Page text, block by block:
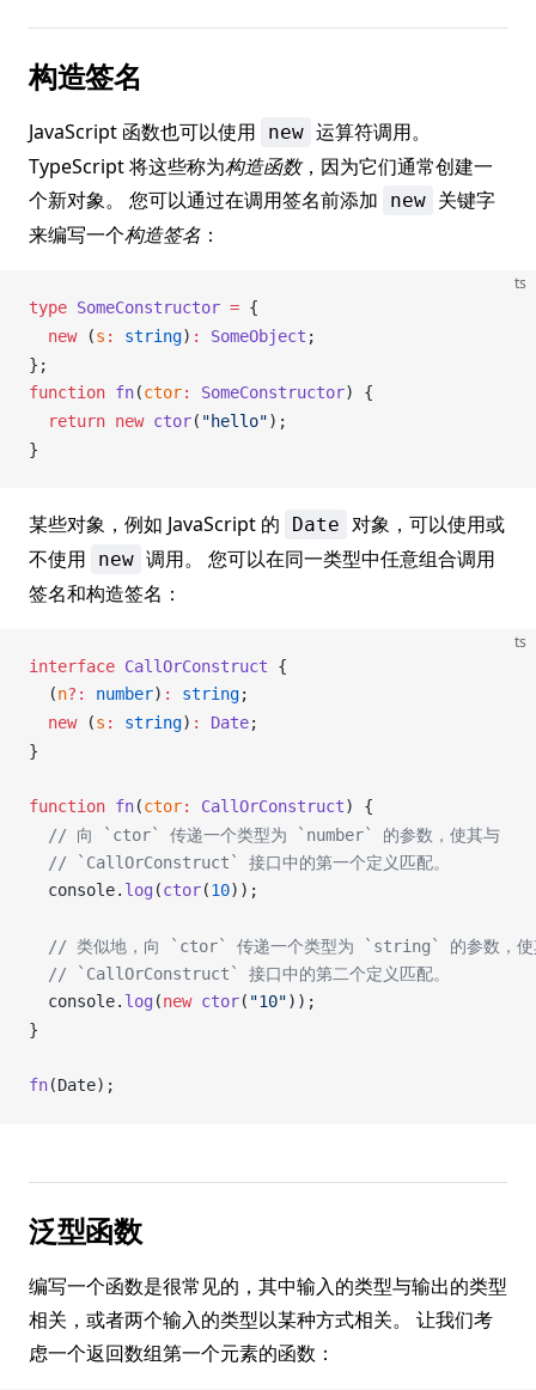
构造签名
JavaScript 函数也可以使用 new 运算符调用。
TypeScript 将这些称为构造函数，因为它们通常创建一
个新对象。 您可以通过在调用签名前添加
new 关键字
来编写一个构造签名 ：
ts
type SomeConstructor = {
  new
(s : string) : SomeObject ;
};
function fn(ctor: SomeConstructor) {
  return
new ctor( "hello");
}
某些对象，例如 JavaScript 的 Date 对象，可以使用或
不使用
new 调用。 您可以在同一类型中任意组合调用
签名和构造签名：
ts
interface CallOrConstruct {
  (
n?: number) : string;
  new
(s : string) : Date;
}
function fn(ctor: CallOrConstruct) {
  // 向 `ctor` 传递一个类型为 `number` 的参数，使其与
  // `CallOrConstruct` 接口中的第一个定义匹配。
console. log (ctor(10));
// 类似地，向 `ctor` 传递一个类型为 `string` 的参数，使
  // `CallOrConstruct` 接口中的第二个定义匹配。
console. log (new ctor( "10"));
}
fn(Date);
泛型函数
编写一个函数是很常见的，其中输入的类型与输出的类型
相关，或者两个输入的类型以某种方式相关。 让我们考
虑一个返回数组第一个元素的函数：